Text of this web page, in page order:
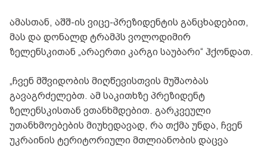
ამასთან, აშშ-ის ვიცე-პრეზიდენტის განცხადებით,
მას და დონალდ ტრამპს ვოლოდიმირ
ზელენსკითან „არაერთი კარგი საუბარი“ ჰქონდათ.
„ჩვენ მშვიდობის მიღწევისთვის მუშაობას
გავაგრძელებთ. ამ საკითხზე პრეზიდენტ
ზელენსკისთან ვთანხმდებით. გარკვეული
უთანხმოებების მიუხედავად, რა თქმა უნდა, ჩვენ
უკრაინის ტერიტორიული მთლიანობის დაცვა